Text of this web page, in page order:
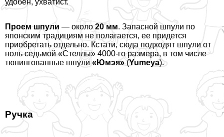
Проем шпули — около 20 мм. Запасной шпули по
японским традициям не полагается, ее придется
приобретать отдельно. Кстати, сюда подходят шпули от
ноль седьмой «Стеллы» 4000-го размера, в том числе
тюнингованные шпули «Юмэя»(Yumeya).
Ручка